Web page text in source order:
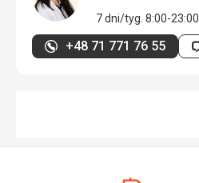
7 dni/tyg. 8:00-23:00
+48 71 771 76 55